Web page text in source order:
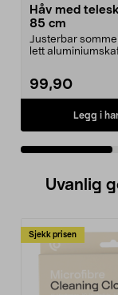
Håv med
85 cm
Justerbar
lett
99,90
Legg i
Uvanlig
Sjekk prisen